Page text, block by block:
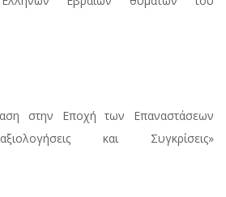
στην Εποχή των Επαναστάσεων
και Συγκρίσεις»